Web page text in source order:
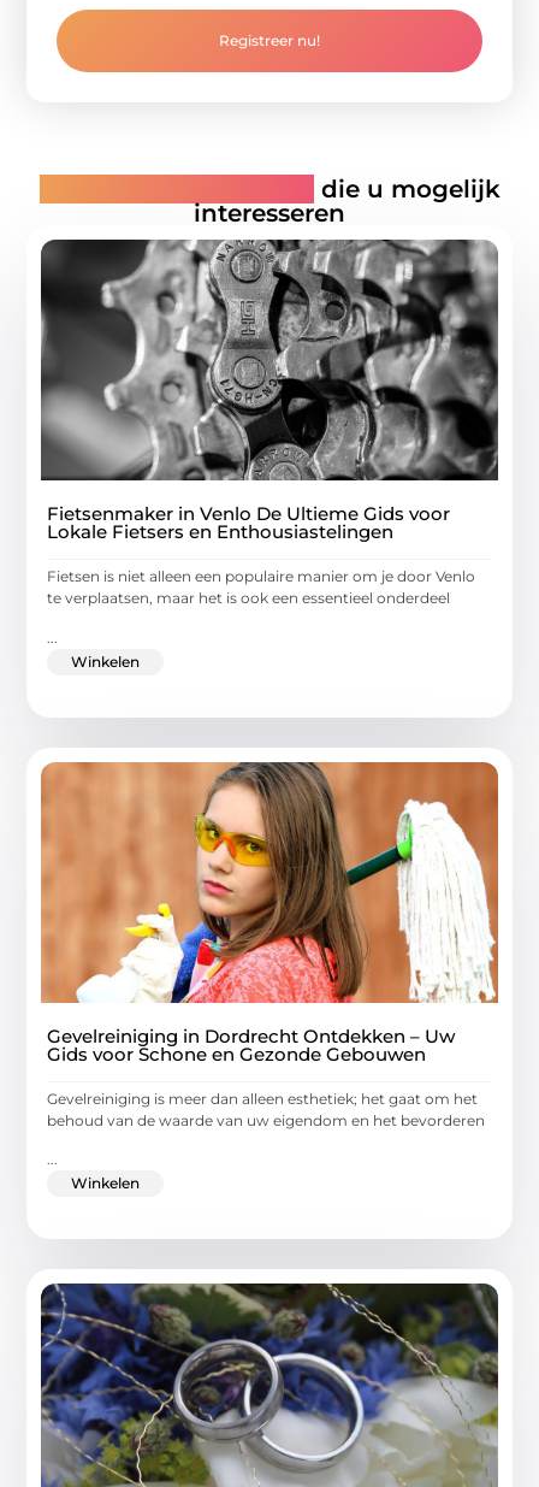
Registreer nu!
die u mogelijk
interesseren
Fietsenmaker in Venlo De Ultieme Gids voor
Lokale Fietsers en Enthousiastelingen
Fietsen is niet alleen een populaire manier om je door Venlo
te verplaatsen, maar het is ook een essentieel onderdeel
Winkelen
Gevelreiniging in Dordrecht Ontdekken – Uw
Gids voor Schone en Gezonde Gebouwen
Gevelreiniging is meer dan alleen esthetiek; het gaat om het
behoud van de waarde van uw eigendom en het bevorderen
...
Winkelen